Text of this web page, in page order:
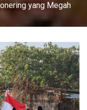
yang Megah